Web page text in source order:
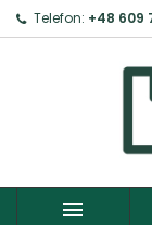
Telefon: +48 609
